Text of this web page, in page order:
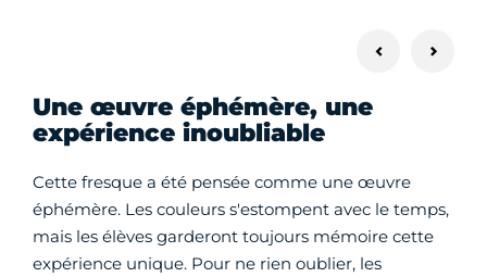
Une œuvre éphémère, une
expérience inoubliable
Cette fresque a été pensée comme une œuvre
éphémère. Les couleurs s'estompent avec le temps,
mais les élèves garderont toujours mémoire cette
expérience unique. Pour ne rien oublier, les